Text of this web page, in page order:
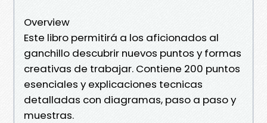
Overview
Este libro permitirá a los aficionados al
ganchillo descubrir nuevos puntos y formas
creativas de trabajar. Contiene 200 puntos
esenciales y explicaciones tecnicas
detalladas con diagramas, paso a paso y
muestras.